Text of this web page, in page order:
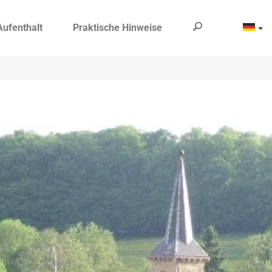
Praktische Hinweise